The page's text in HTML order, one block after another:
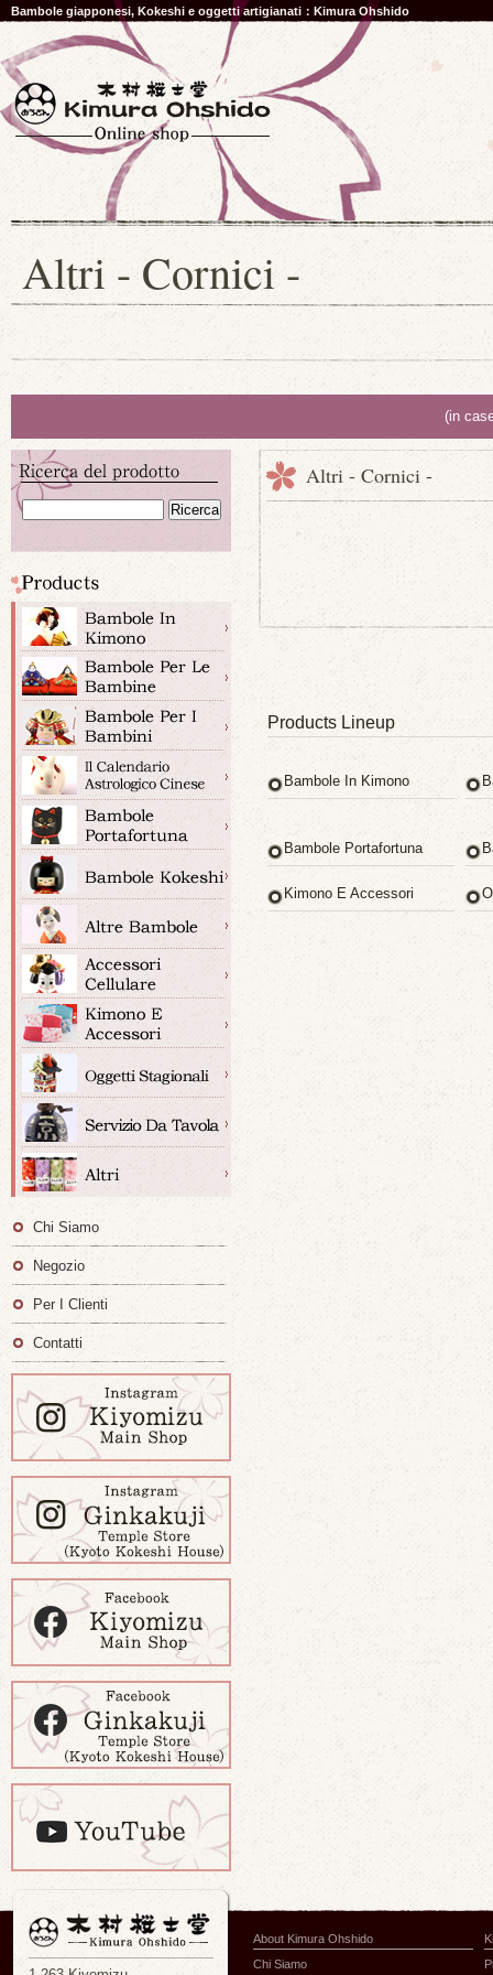
Bambole giapponesi, Kokeshi e oggetti artigianati：Kimura Ohshido
Altri - Cornici -
(in
Altri - Cornici -
Products Lineup
Bambole In Kimono
Bambole Portafortuna
Kimono E Accessori
Chi Siamo
Negozio
Per I Clienti
Contatti
About Kimura Ohshido
Chi Siamo